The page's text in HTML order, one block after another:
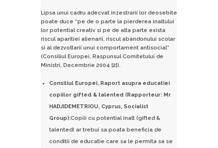
Lipsa unui cadru adecvat inzestrarii lor deosebite
poate duce “pe de o parte la pierderea inaltului
lor potential creativ si pe de alta parte exista
riscul aparitiei alienarii, riscul abandonului scolar
si al dezvoltarii unui comportament antisocial”
(Consiliul Europei, Raspunsul Comitetului de
Ministri, Decembrie 2004 [2]).
Consiliul Europei, Raport asupra educatiei
copiilor gifted & talented (Rapporteur: Mr
HADJIDEMETRIOU, Cyprus, Socialist
Group):Copiii cu potential inalt (gifted &
talented) ar trebui sa poata beneficia de
conditii de educatie care sa le permita sa se